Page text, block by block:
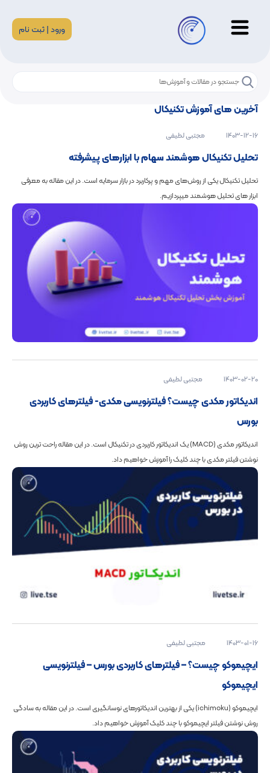
ورود | ثبت نام
آخرین های آموزش تکنیکال
1403-12-16 مجتبی لطیفی
تحلیل تکنیکال هوشمند سهام با ابزارهای پیشرفته
تحلیل تکنیکال یکی از روش‌های مهم و پرکاربرد در بازار سرمایه است. در این مقاله به معرفی
ابزار های تحلیل هوشمند میپردازیم.
1403-02-20 مجتبی لطیفی
اندیکاتور مکدی چیست؟ فیلترنویسی مکدی- فیلترهای کاربردی
بورس
اندیکاتور مکدی (MACD) یک اندیکاتور کاربردی در تکنیکال است. در این مقاله راحت ترین روش
نوشتن فیلتر مکدی با چند کلیک را آموزش خواهیم داد.
1403-01-16 مجتبی لطیفی
ایچیموکو چیست؟ – فیلترهای کاربردی بورس – فیلترنویسی
ایچیموکو
ایچیموکو (ichimoku) یکی از بهترین اندیکاتورهای نوسانگیری است. در این مقاله به سادگی
روش نوشتن فیلتر ایچیموکو با چند کلیک آموزش خواهیم داد.